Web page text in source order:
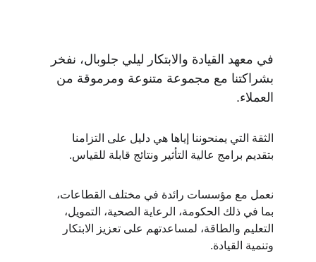
في معهد القيادة والابتكار ليلي جلوبال، نفخر
بشراكتنا مع مجموعة متنوعة ومرموقة من
العملاء.
الثقة التي يمنحوننا إياها هي دليل على التزامنا
بتقديم برامج عالية التأثير ونتائج قابلة للقياس.
نعمل مع مؤسسات رائدة في مختلف القطاعات،
بما في ذلك الحكومة، الرعاية الصحية، التمويل،
التعليم والطاقة، لمساعدتهم على تعزيز الابتكار
وتنمية القيادة.